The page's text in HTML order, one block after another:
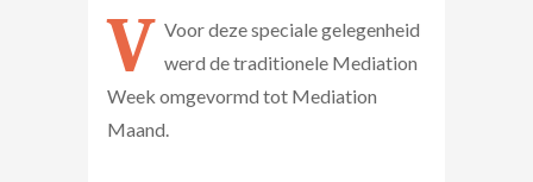
V Voor deze speciale gelegenheid
werd de traditionele Mediation
Week omgevormd tot Mediation
Maand.